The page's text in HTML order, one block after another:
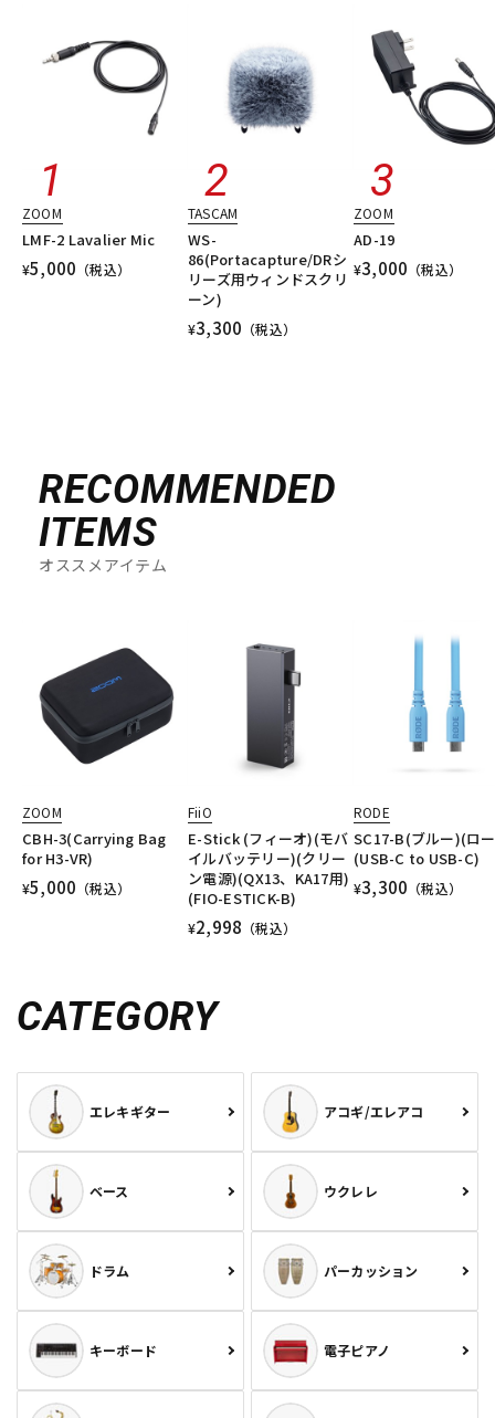
ZOOM
LMF-2 Lavalier Mic
¥5,000 （税込）
TASCAM
WS-
86(Portacapture/DRシ
リーズ用ウィンドスクリ
ーン)
¥3,300 （税込）
ZOOM
AD-19
¥3,000 （税込）
RECOMMENDED
ITEMS
オススメアイテム
ZOOM
CBH-3(Carrying Bag
for H3-VR)
¥5,000 （税込）
FiiO
E-Stick (フィーオ)(モバ
イルバッテリー)(クリー
ン電源)(QX13、KA17用)
(FIO-ESTICK-B)
¥2,998 （税込）
RODE
SC17-B(ブルー)(ロ
(USB-C to USB-C)
¥3,300 （税込）
CATEGORY
エレキギター アコギ/エレアコ
ベース ウクレレ
ドラム パーカッション
キーボード 電子ピアノ